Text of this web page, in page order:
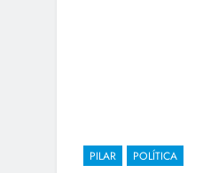
PILAR POLÍTICA